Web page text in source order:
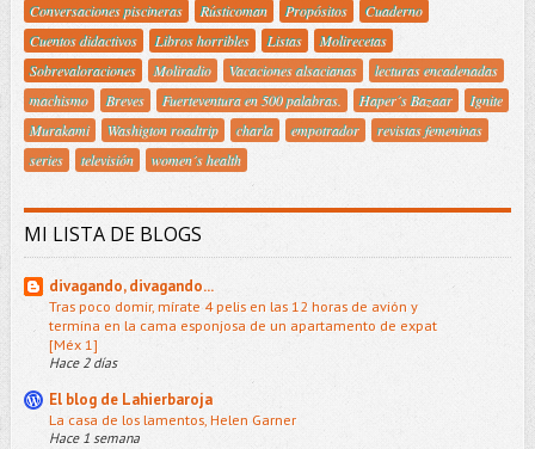
Conversaciones piscineras
Rústicoman Propósitos
Cuaderno
Cuentos didactivos
Libros horribles Listas
Molirecetas
Sobrevaloraciones
Moliradio Vacaciones alsacianas
lecturas encadenadas
machismo
Breves Fuerteventura en 500 palabras. Haper´s Bazaar
Ignite
Murakami
Washigton roadtrip charla empotrador
revistas femeninas
series
televisión women´s health
MI LISTA DE BLOGS
divagando, divagando...
Tras poco domir, mírate 4 pelis en las 12 horas de avión y
termina en la cama esponjosa de un apartamento de expat
[Méx 1]
Hace 2 días
El blog de Lahierbaroja
La casa de los lamentos, Helen Garner
Hace 1 semana